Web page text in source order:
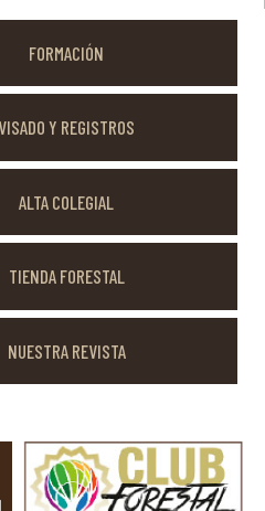
FORMACIÓN
VISADO Y REGISTROS
ALTA COLEGIAL
TIENDA FORESTAL
NUESTRA REVISTA